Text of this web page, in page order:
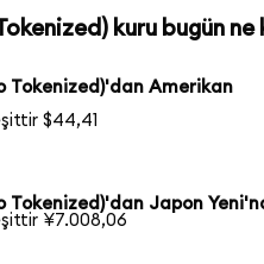
kuru bugün ne
Tokenized)'dan Amerikan
$44,41
Tokenized)'dan Japon
¥7.008,06